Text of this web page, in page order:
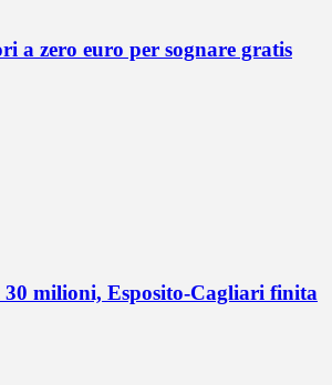
a zero euro per sognare gratis
milioni, Esposito-Cagliari finita